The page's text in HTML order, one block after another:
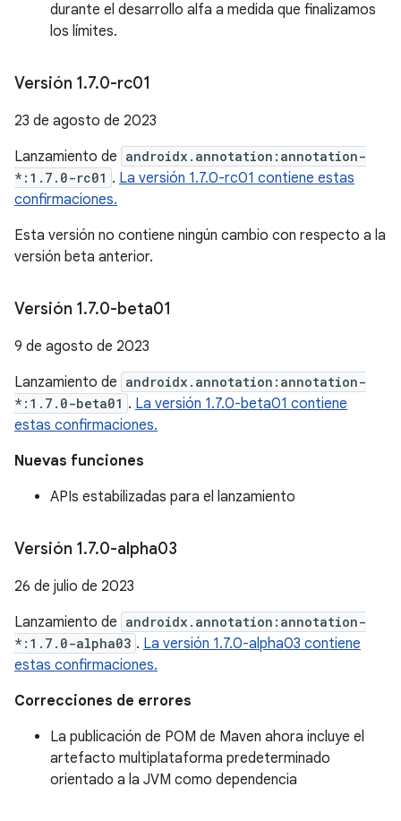
durante el desarrollo alfa a medida que finalizamos
los límites.
Versión 1.7.0-rc01
23 de agosto de 2023
Lanzamiento de androidx.annotation:annotation-
*:1.7.0-rc01 . La versión 1.7.0-rc01 contiene estas
confirmaciones.
Esta versión no contiene ningún cambio con respecto a la
versión beta anterior.
Versión 1.7.0-beta01
9 de agosto de 2023
Lanzamiento de androidx.annotation:annotation-
*:1.7.0-beta01 . La versión 1.7.0-beta01 contiene
estas confirmaciones.
Nuevas funciones
APIs estabilizadas para el lanzamiento
Versión 1.7.0-alpha03
26 de julio de 2023
Lanzamiento de androidx.annotation:annotation-
*:1.7.0-alpha03 . La versión 1.7.0-alpha03 contiene
estas confirmaciones.
Correcciones de errores
La publicación de POM de Maven ahora incluye el
artefacto multiplataforma predeterminado
orientado a la JVM como dependencia